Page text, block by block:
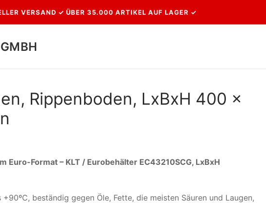
VERSAND ✓ ÜBER 35.000 ARTIKEL AUF LAGER ✓
Rippenboden, LxBxH 400 x
Euro-Format – KLT / Eurobehälter EC43210SCG, LxBxH
beständig gegen Öle, Fette, die meisten Säuren und Laugen,